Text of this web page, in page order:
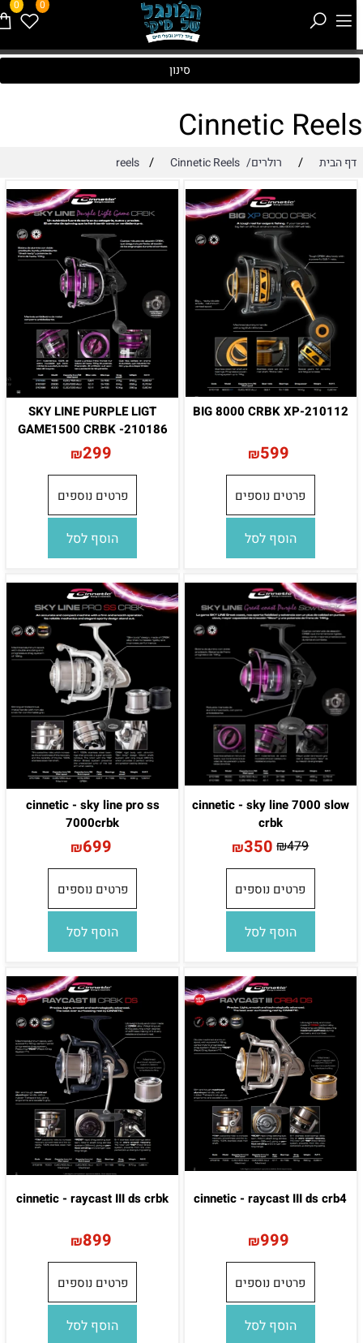
0 0
סינון
Cinnetic
דף הבית / רולרים/reels / Cinnetic Reels
BIG 8000 CRBK XP-210112
₪599
פרטים נוספים
הוסף לסל
SKY LINE PURPLE LIGT
GAME1500 CRBK -210186
₪299
פרטים נוספים
הוסף לסל
cinnetic - sky line 7000 slow
crbk
₪479
₪350
פרטים נוספים
הוסף לסל
cinnetic - sky line pro ss
7000crbk
₪699
פרטים נוספים
הוסף לסל
cinnetic - raycast III ds crb4
₪999
פרטים נוספים
הוסף לסל
cinnetic - raycast III ds crbk
₪899
פרטים נוספים
הוסף לסל